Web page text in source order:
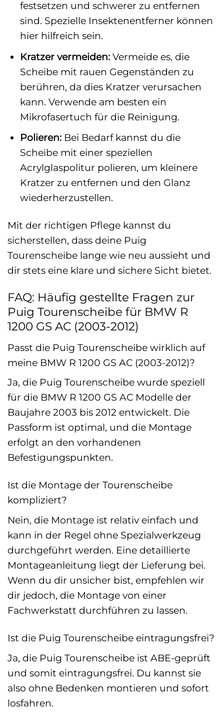
festsetzen und schwerer zu entfernen
sind. Spezielle Insektenentferner können
hier hilfreich sein.
Kratzer vermeiden:Vermeide es, die
Scheibe mit rauen Gegenständen zu
berühren, da dies Kratzer verursachen
kann. Verwende am besten ein
Mikrofasertuch für die Reinigung.
Polieren:Bei Bedarf kannst du die
Scheibe mit einer speziellen
Acrylglaspolitur polieren, um kleinere
Kratzer zu entfernen und den Glanz
wiederherzustellen.
Mit der richtigen Pflege kannst du
sicherstellen, dass deine Puig
Tourenscheibe lange wie neu aussieht und
dir stets eine klare und sichere Sicht bietet.
FAQ: Häufig gestellte Fragen zur
Puig Tourenscheibe für BMW R
1200 GS AC (2003-2012)
Passt die Puig Tourenscheibe wirklich auf
meine BMW R 1200 GS AC (2003-2012)?
Ja, die Puig Tourenscheibe wurde speziell
für die BMW R 1200 GS AC Modelle der
Baujahre 2003 bis 2012 entwickelt. Die
Passform ist optimal, und die Montage
erfolgt an den vorhandenen
Befestigungspunkten.
Ist die Montage der Tourenscheibe
kompliziert?
Nein, die Montage ist relativ einfach und
kann in der Regel ohne Spezialwerkzeug
durchgeführt werden. Eine detaillierte
Montageanleitung liegt der Lieferung bei.
Wenn du dir unsicher bist, empfehlen wir
dir jedoch, die Montage von einer
Fachwerkstatt durchführen zu lassen.
Ist die Puig Tourenscheibe eintragungsfrei?
Ja, die Puig Tourenscheibe ist ABE-geprüft
und somit eintragungsfrei. Du kannst sie
also ohne Bedenken montieren und sofort
losfahren.